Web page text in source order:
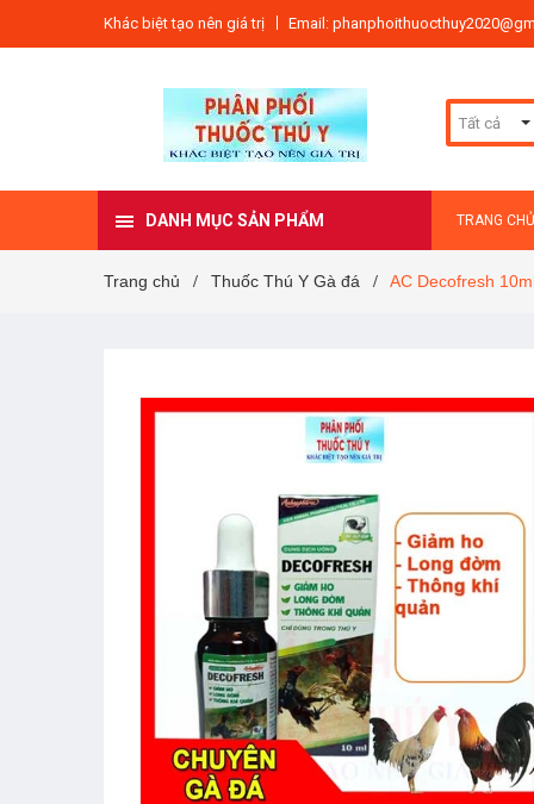
Khác biệt tạo nên giá trị Email:
Tất cả
DANH MỤC SẢN PHẨM TRANG CHỦ
Trang chủ / Thuốc Thú Y Gà đá / AC Decofresh